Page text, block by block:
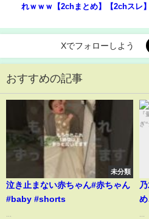
れｗｗｗ【2chまとめ】【2chスレ
Xでフォローしよう
おすすめの記事
未分類
泣き止まない赤ちゃん#赤ちゃん
#baby #shorts